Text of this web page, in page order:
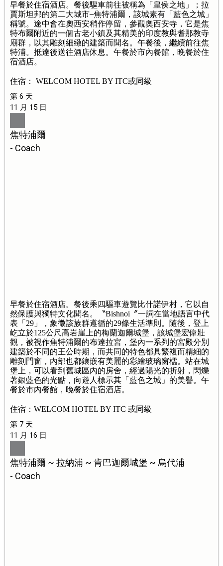
早餐於住宿酒店。餐後驅車前往被稱為「皇侯之地」；拉
賈斯坦邦的第二大城市 焦特浦爾，該城素有「藍色之城」
稱號。途中會在奧西安稍作停留，參觀奧西安寺，它是焦
特布爾附近的一個古老小鎮及其精美的印度教與耆那教寺
廟群，以其雕刻細緻的建築而聞名。午餐後，繼續前往焦
特浦。抵達後送往酒店休息。午餐於市內餐館，晚餐於住
宿酒店。
住宿： WELCOM HOTEL BY ITC或同級
第 6 天
11 月 15 日
焦特浦爾
- Coach
早餐於住宿酒店。餐後乘四驅車遊覽比什諾伊村，它以自
然保護與獨特文化聞名。〝Bishnoi〞一詞在當地語言中代
表「29」，象徵該族群遵循的29條生活準則。隨後，登上
屹立於125公尺高岩崖上的梅蘭迦爾城堡，該城堡宏偉壯
觀，被視作焦特浦爾的布達拉宮，堡內一系列的宮殿分別
建築於不同的王公時期，而共同的特色都具繁複而精細的
雕刻門窗，內部也都鑲嵌有美麗的彩繪玻璃窗櫺。站在城
堡上，可以看到舊城區內的房舍，經過陽光的折射，閃爍
著銀藍色的光點，向遊人標示其「藍色之城」的美譽。午
餐於市內餐館，晚餐於住宿酒店。
住宿：WELCOM HOTEL BY ITC 或同級
第 7 天
11 月 16 日
焦特浦爾 ~ 拉納浦 ~ 肯巴迦爾城堡 ~ 烏代浦
- Coach